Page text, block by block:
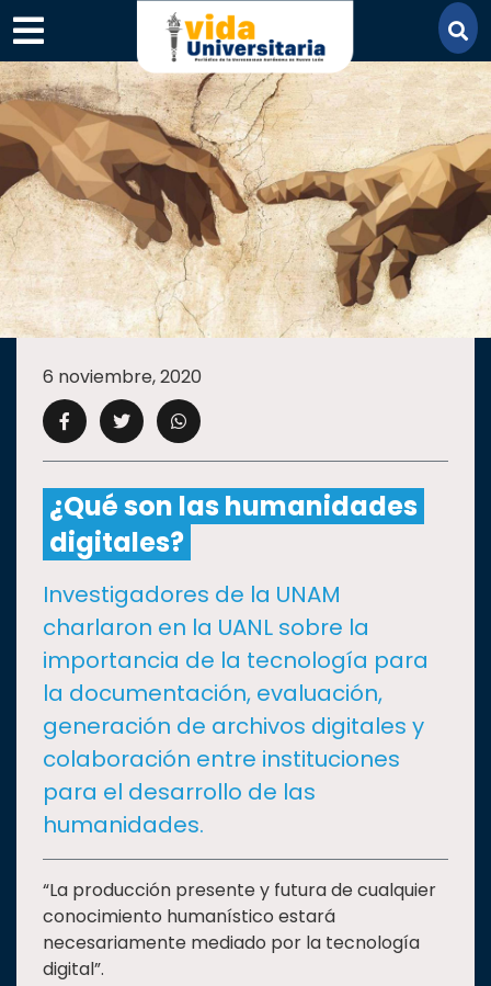
×
SECCIONES
ACADEMIA
CAMPUS UANL
CULTURA
DEPORTES
I+D+IEXPERTOS
SALUD
SUSTENTABILIDAD
TEMAS
Oferta
educativa
6 noviembre, 2020
¿Qué son las humanidades
digitales?
Investigadores de la UNAM
charlaron en la UANL sobre la
importancia de la tecnología para
la documentación, evaluación,
generación de archivos digitales y
colaboración entre instituciones
para el desarrollo de las
humanidades.
“La producción presente y futura de cualquier
conocimiento humanístico estará
necesariamente mediado por la tecnología
digital”.